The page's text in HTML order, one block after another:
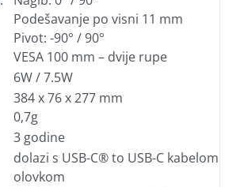
Podešavanje po visni 11 mm
Pivot: -90° / 90°
VESA 100 mm – dvije rupe
6W / 7.5W
384 x 76 x 277 mm
0,7g
3 godine
dolazi s USB-C® to USB-C kabelom i
olovkom